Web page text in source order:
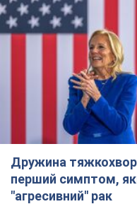
Дружина
перший симптом,
"агресивний" рак